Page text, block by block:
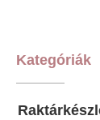
Kategóriák